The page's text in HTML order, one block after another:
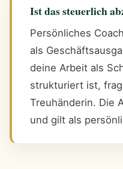
Ist das steuerlich
Persönliches
als
deine Arbeit als
strukturiert ist,
Treuhänderin. Die
und gilt als